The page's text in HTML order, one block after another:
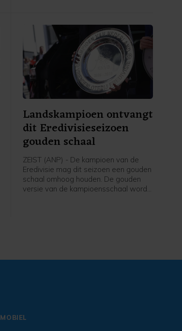
Landskampioen ontvangt
dit Eredivisieseizoen
gouden schaal
ZEIST (ANP) - De kampioen van de
Eredivisie mag dit seizoen een gouden
schaal omhoog houden. De gouden
versie van de kampioensschaal wordt
MOBIEL